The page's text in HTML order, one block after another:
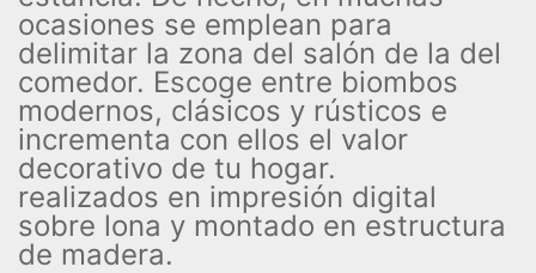
ocasiones se emplean para
delimitar la zona del salón de la del
comedor. Escoge entre biombos
modernos, clásicos y rústicos e
incrementa con ellos el valor
decorativo de tu hogar.
realizados en impresión digital
sobre lona y montado en estructura
de madera.